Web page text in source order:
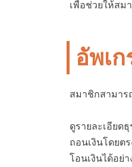
เพื่อช่วยให้สม
อัพเ
สมาชิกสามาร
ดูรายละเอียด
ถอนเงินโดยต
โอนเงินได้อย่